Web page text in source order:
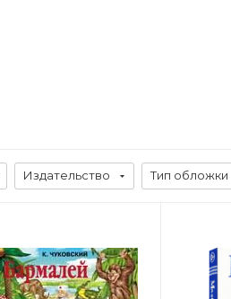
Издательство Тип обложки
Федиенко В.В